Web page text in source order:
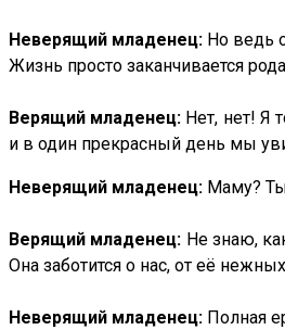
Неверящий младенец: Но ведь
Жизнь просто заканчивается
Верящий младенец: Нет, нет! Я
и в один прекрасный день мы
Неверящий младенец: Маму?
Верящий младенец: Не знаю,
Она заботится о нас, от её
Неверящий младенец: Полная